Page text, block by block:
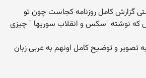
گزارش کامل روزنامه کجاست چون تو
که نوشته "سکس و انقلاب سوریها " چیزی
تصویر و توضیح کامل اونهم به عربی زبان